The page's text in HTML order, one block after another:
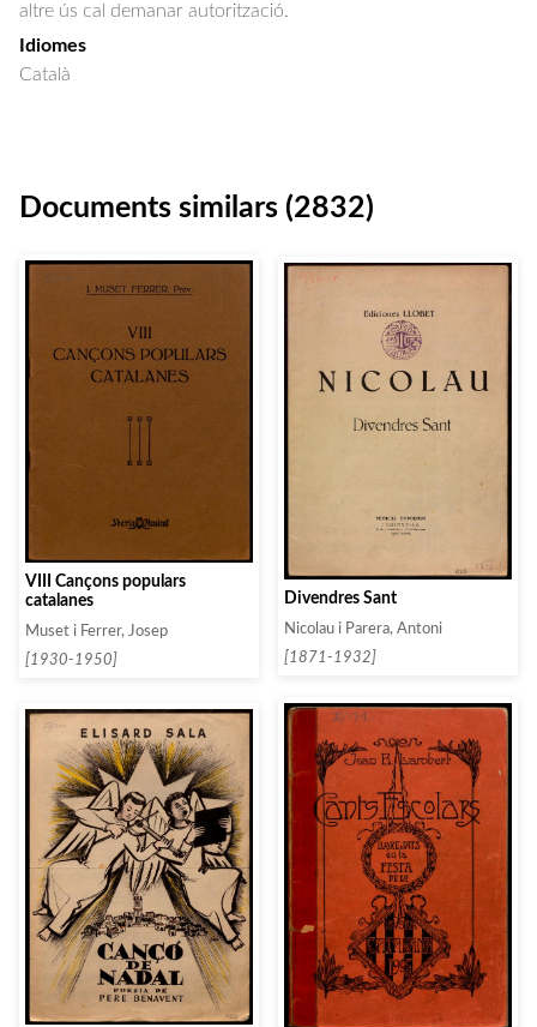
altre ús cal demanar autorització.
Idiomes
Català
Documents similars (2832)
VIII Cançons populars
catalanes
Muset i Ferrer, Josep
[1930-1950]
Divendres Sant
Nicolau i Parera, Antoni
[1871-1932]